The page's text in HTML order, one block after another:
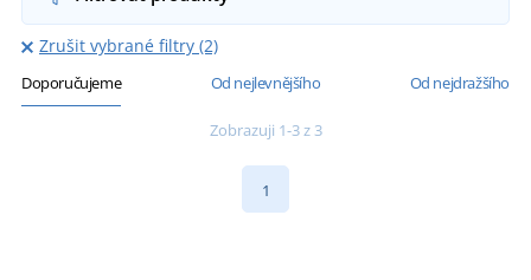
Zrušit vybrané filtry (2)
Doporučujeme Od nejlevnějšího Od nejdražšího
Zobrazuji 1-3 z 3
1